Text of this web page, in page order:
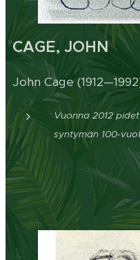
CAGE, JOHN
John Cage
Vuonna 2012
syntymän 100-